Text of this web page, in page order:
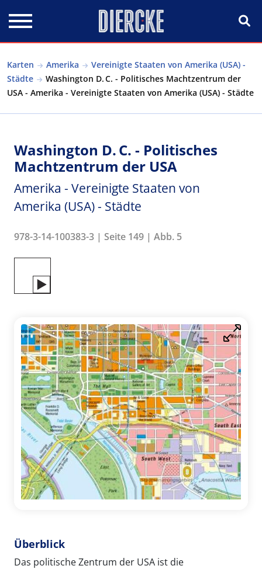
Karten Amerika
Vereinigte Staaten von Amerika (USA) -
Städte
Washington D. C. - Politisches Machtzentrum der
USA - Amerika - Vereinigte Staaten von Amerika (USA) - Städte
Washington D. C. - Politisches
Machtzentrum der USA
Amerika - Vereinigte Staaten von
Amerika (USA) - Städte
978-3-14-100383-3 | Seite 149 | Abb. 5
Überblick
Das politische Zentrum der USA ist die